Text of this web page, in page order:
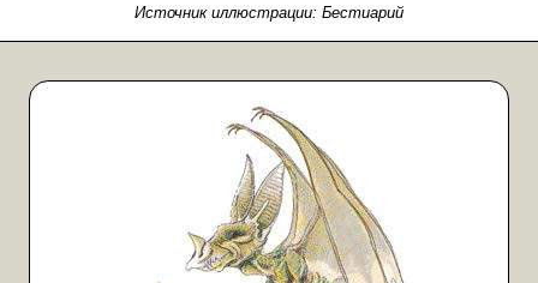
Источник иллюстрации: Бестиарий